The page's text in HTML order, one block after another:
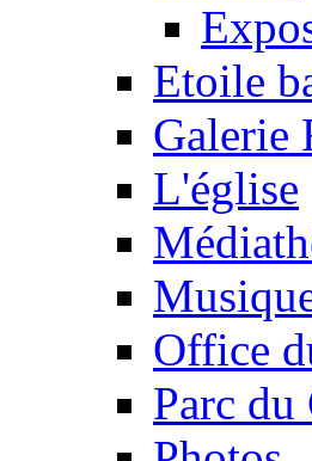
Etoile
Galerie
L'église
Office
Parc du